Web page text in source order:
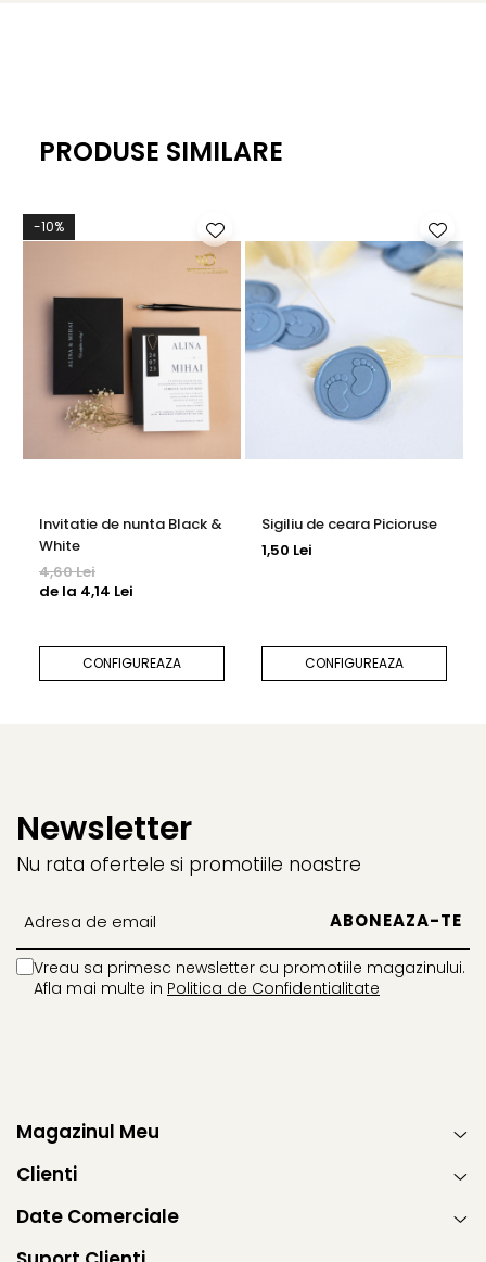
PRODUSE SIMILARE
-10%
Invitatie de nunta Black &
White
4,60 Lei
de la 4,14 Lei
CONFIGUREAZA
Sigiliu de ceara Picioruse
1,50 Lei
CONFIGUREAZA
Newsletter
Nu rata ofertele si promotiile noastre
Vreau sa primesc newsletter cu promotiile magazinului.
Afla mai multe in Politica de Confidentialitate
Magazinul Meu
Clienti
Date Comerciale